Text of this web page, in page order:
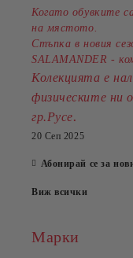
Когато обувките
на мястото.
Стъпка в новия
SALAMANDER -
Колекцията е
физическите ни
гр.Русе.
20 Сеп 2025
Абонирай се за
Виж всички
Марки